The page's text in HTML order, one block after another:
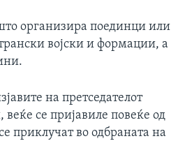
организира поединци или
војски и формации, а
на претседателот
се пријавиле повеќе од
приклучат во одбраната на